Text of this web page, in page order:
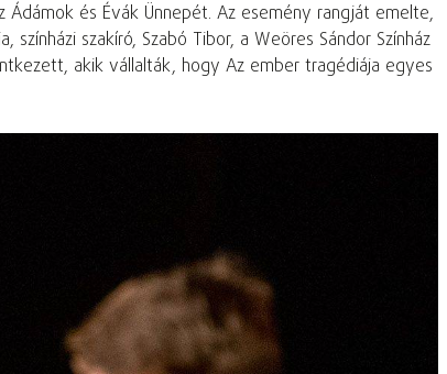
Ádámok és Évák Ünnepét. Az esemény rangját emelte,
szakíró, Szabó Tibor, a Weöres Sándor Színház
akik vállalták, hogy Az ember tragédiája egyes